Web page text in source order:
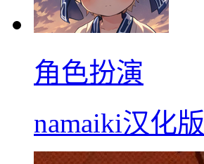
角色扮演
namaiki汉化版